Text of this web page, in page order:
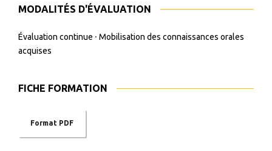
MODALITÉS D'ÉVALUATION
Évaluation continue ⸱ Mobilisation des connaissances orales
acquises
FICHE FORMATION
Format PDF